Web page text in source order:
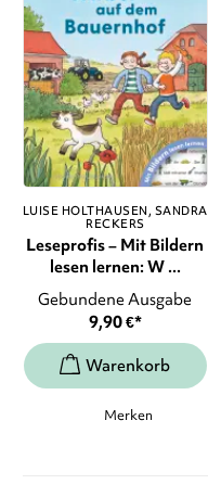
LUISE HOLTHAUSEN SANDRA
RECKERS
Leseprofis – Mit Bildern
lesen lernen: W ...
Gebundene Ausgabe
9,90€*
Merken